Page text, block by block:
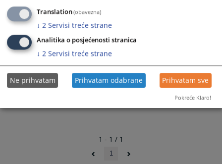
1 - 1 / 1
1
Translation(obavezna)
↓ 2 Servisi treće strane
Analitika o posjećenosti stranica
↓ 2 Servisi treće strane
Ne prihvatam Prihvatam odabrane Prihvatam sve
Pokreće Klaro!